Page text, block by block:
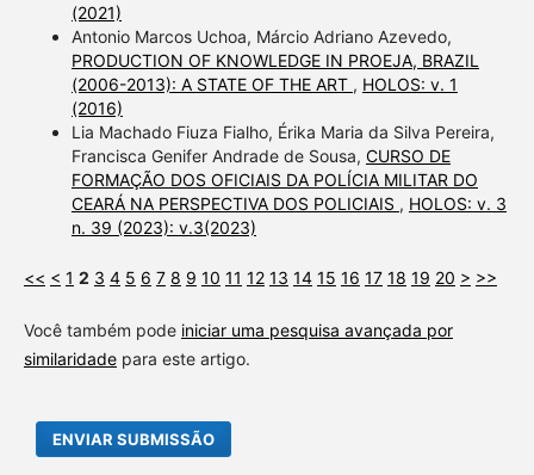
(2021)
Antonio Marcos Uchoa, Márcio Adriano Azevedo,
PRODUCTION OF KNOWLEDGE IN PROEJA, BRAZIL
(2006-2013): A STATE OF THE ART , HOLOS: v. 1
(2016)
Lia Machado Fiuza Fialho, Érika Maria da Silva Pereira,
Francisca Genifer Andrade de Sousa, CURSO DE
FORMAÇÃO DOS OFICIAIS DA POLÍCIA MILITAR DO
CEARÁ NA PERSPECTIVA DOS POLICIAIS , HOLOS: v. 3
n. 39 (2023): v.3(2023)
<< < 1 2 3 4 5 6 7 8 9 10 11 12 13 14 15 16 17 18 19 20 > >>
Você também pode iniciar uma pesquisa avançada por
similaridadepara este artigo.
ENVIAR SUBMISSÃO